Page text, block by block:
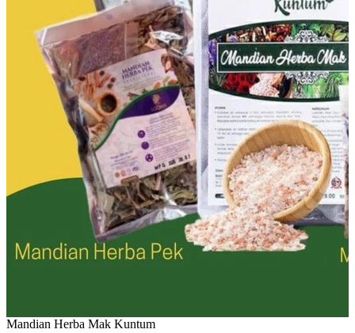
Mandian Herba Mak Kuntum